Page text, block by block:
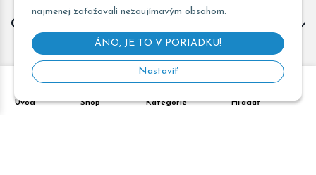
najmenej zaťažovali nezaujímavým obsahom.
ÁNO, JE TO V PORIADKU!
Nastaviť
Úvod Shop Kategórie Hľadať
Odoberať novinky
e-shop Pohoda connector